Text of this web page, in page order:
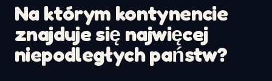
Na którym kontynencie
znajduje się najwięcej
niepodległych państw?